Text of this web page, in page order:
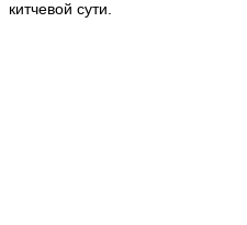
китчевой сути.